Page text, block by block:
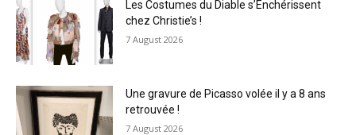
Les Costumes du Diable s’Enchérissent
chez Christie’s !
7 August 2026
Une gravure de Picasso volée il y a 8 ans
retrouvée !
7 August 2026